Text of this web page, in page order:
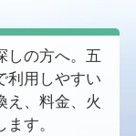
しの方へ。五
利用しやすい
え、料金、火
す。